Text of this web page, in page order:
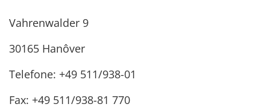
Vahrenwalder 9
30165 Hanôver
Telefone: +49 511/938-01
Fax: +49 511/938-81 770